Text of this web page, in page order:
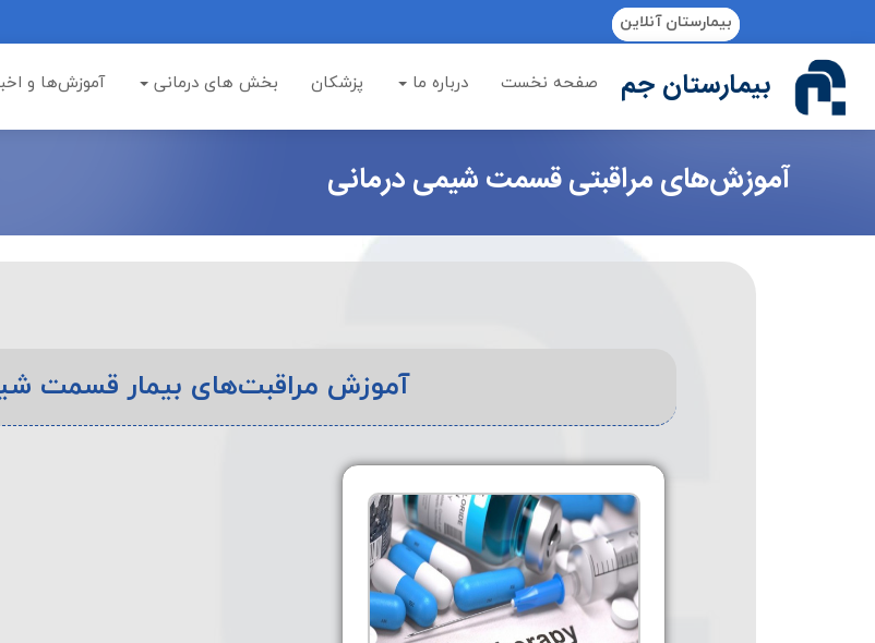
بیمارستان آنلاین
بیمارستان جم صفحه نخست درباره ما پزشکان بخش های درمانی آموزش‌ها و
آموزش‌های مراقبتی قسمت شیمی درمانی
آموزش مراقبت‌های بیمار قسمت